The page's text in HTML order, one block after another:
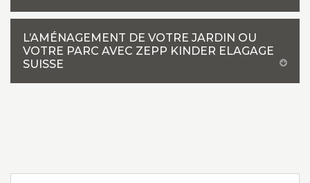
L’AMÉNAGEMENT DE VOTRE JARDIN OU
VOTRE PARC AVEC ZEPP KINDER ELAGAGE
SUISSE